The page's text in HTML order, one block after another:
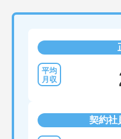
契約社